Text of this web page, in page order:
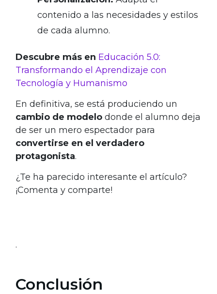
contenido a las necesidades y estilos
de cada alumno.
Descubre más en Educación 5.0:
Transformando el Aprendizaje con
Tecnología y Humanismo
En definitiva, se está produciendo un
cambio de modelo donde el alumno deja
de ser un mero espectador para
convertirse en el verdadero
protagonista.
¿Te ha parecido interesante el artículo?
¡Comenta y comparte!
.
Conclusión